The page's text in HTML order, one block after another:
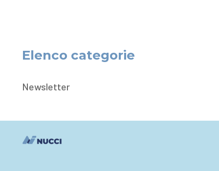
Elenco categorie
Newsletter